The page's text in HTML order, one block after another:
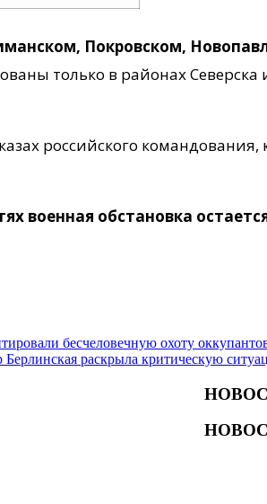
Покровском,
только в районах
российского
военная обстановка
бесчеловечную охоту
Берлинская раскрыла критическую